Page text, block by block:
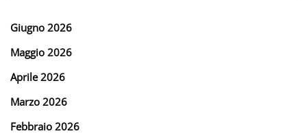
Giugno 2026
Maggio 2026
Aprile 2026
Marzo 2026
Febbraio 2026